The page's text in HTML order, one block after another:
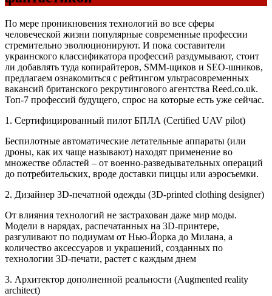
По мере проникновения технологий во все сферы
человеческой жизни популярные современные профессии
стремительно эволюционируют. И пока составители
украинского классификатора профессий раздумывают, стоит
ли добавлять туда копирайтеров, SMM-щиков и SEO-шников,
предлагаем ознакомиться с рейтингом ультрасовременных
вакансий британского рекрутингового агентства Reed.co.uk.
Топ-7 профессий будущего, спрос на которые есть уже сейчас.
1. Сертифицированный пилот БПЛА (Certified UAV pilot)
Беспилотные автоматические летательные аппараты (или
дроны, как их чаще называют) находят применение во
множестве областей – от военно-разведывательных операций
до потребительских, вроде доставки пиццы или аэросъемки.
2. Дизайнер 3D-печатной одежды (3D-printed clothing designer)
От влияния технологий не застрахован даже мир моды.
Модели в нарядах, распечатанных на 3D-принтере,
разгуливают по подиумам от Нью-Йорка до Милана, а
количество аксессуаров и украшений, созданных по
технологии 3D-печати, растет с каждым днем
3. Архитектор дополненной реальности (Augmented reality
architect)